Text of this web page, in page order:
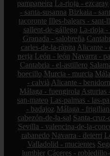
pampaneira La-rioja - ezcaray
- santa-susanna Bizkaia -
tacoronte Illes-balears - sant-
sallent-de-gállego La-rioja -
Granada - salobreña
carles-de-la-ràpita Alicante -
nerja León - león Navarra -
Cantabria - el-astillero
boecillo Murcia - murcia
- calvià Alicante -
Málaga - fuengirola Asturias
san-mateo Las-palmas - las-
- badajoz Málaga -
cabezón-de-la-sal Santa-
Sevilla - valencina-de-la-
rabanedo Navarra - deierri
Valladolid - mucientes
lumbier Cáceres -